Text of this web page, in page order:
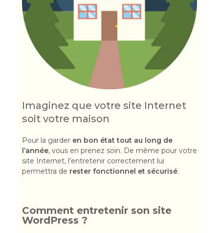
Imaginez que votre site Internet
soit votre maison
Pour la garder en bon état tout au long de
l’année, vous en prenez soin. De même pour votre
site Internet, l’entretenir correctement lui
permettra de rester fonctionnel et sécurisé.
Comment entretenir son site
WordPress ?